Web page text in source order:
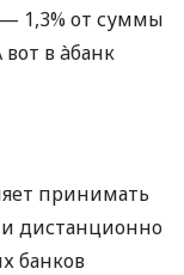
1,3% от суммы
в àбанк
принимать
дистанционно
банков